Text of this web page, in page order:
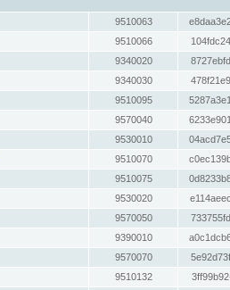
9510063
9510066
9340020
9340030
9510095
9570040
9530010
9510070
9510075
9530020
9570050
9390010
9570070
9510132